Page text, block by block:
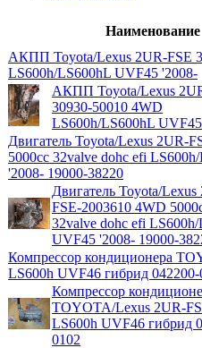
Наименование
АКПП Toyota/Lexus 2UR-FSE
LS600h/LS600hL UVF45 '2008-
АКПП Toyota/Lexus
30930-50010 4WD
LS600h/LS600hL
Двигатель Toyota/Lexus 2UR-
5000cc 32valve dohc efi
'2008- 19000-38220
Двигатель Toyota/Lexus
FSE-2003610 4WD
32valve dohc efi
UVF45 '2008- 19000-
Компрессор кондиционера
LS600h UVF46 гибрид 042200-
Компрессор
TOYOTA/Lexus 2UR-
LS600h UVF46 гибрид
0102